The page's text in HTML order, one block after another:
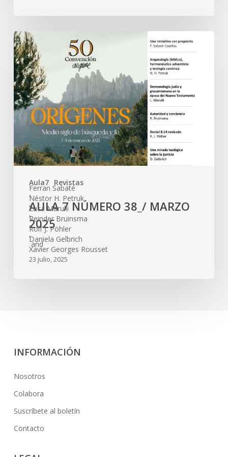
Aula7 Revistas
AULA 7 NÚMERO 38_/ MARZO
2025
Ferran Sabaté
,
Néstor H. Petruk
,
Luca Marulli
,
Reinder Bruinsma
,
Rolf J. Pöhler
,
Daniela Gelbrich
and
Xavier Georges Rousset
23 julio, 2025
INFORMACIÓN
Nosotros
Colabora
Suscríbete al boletín
Contacto